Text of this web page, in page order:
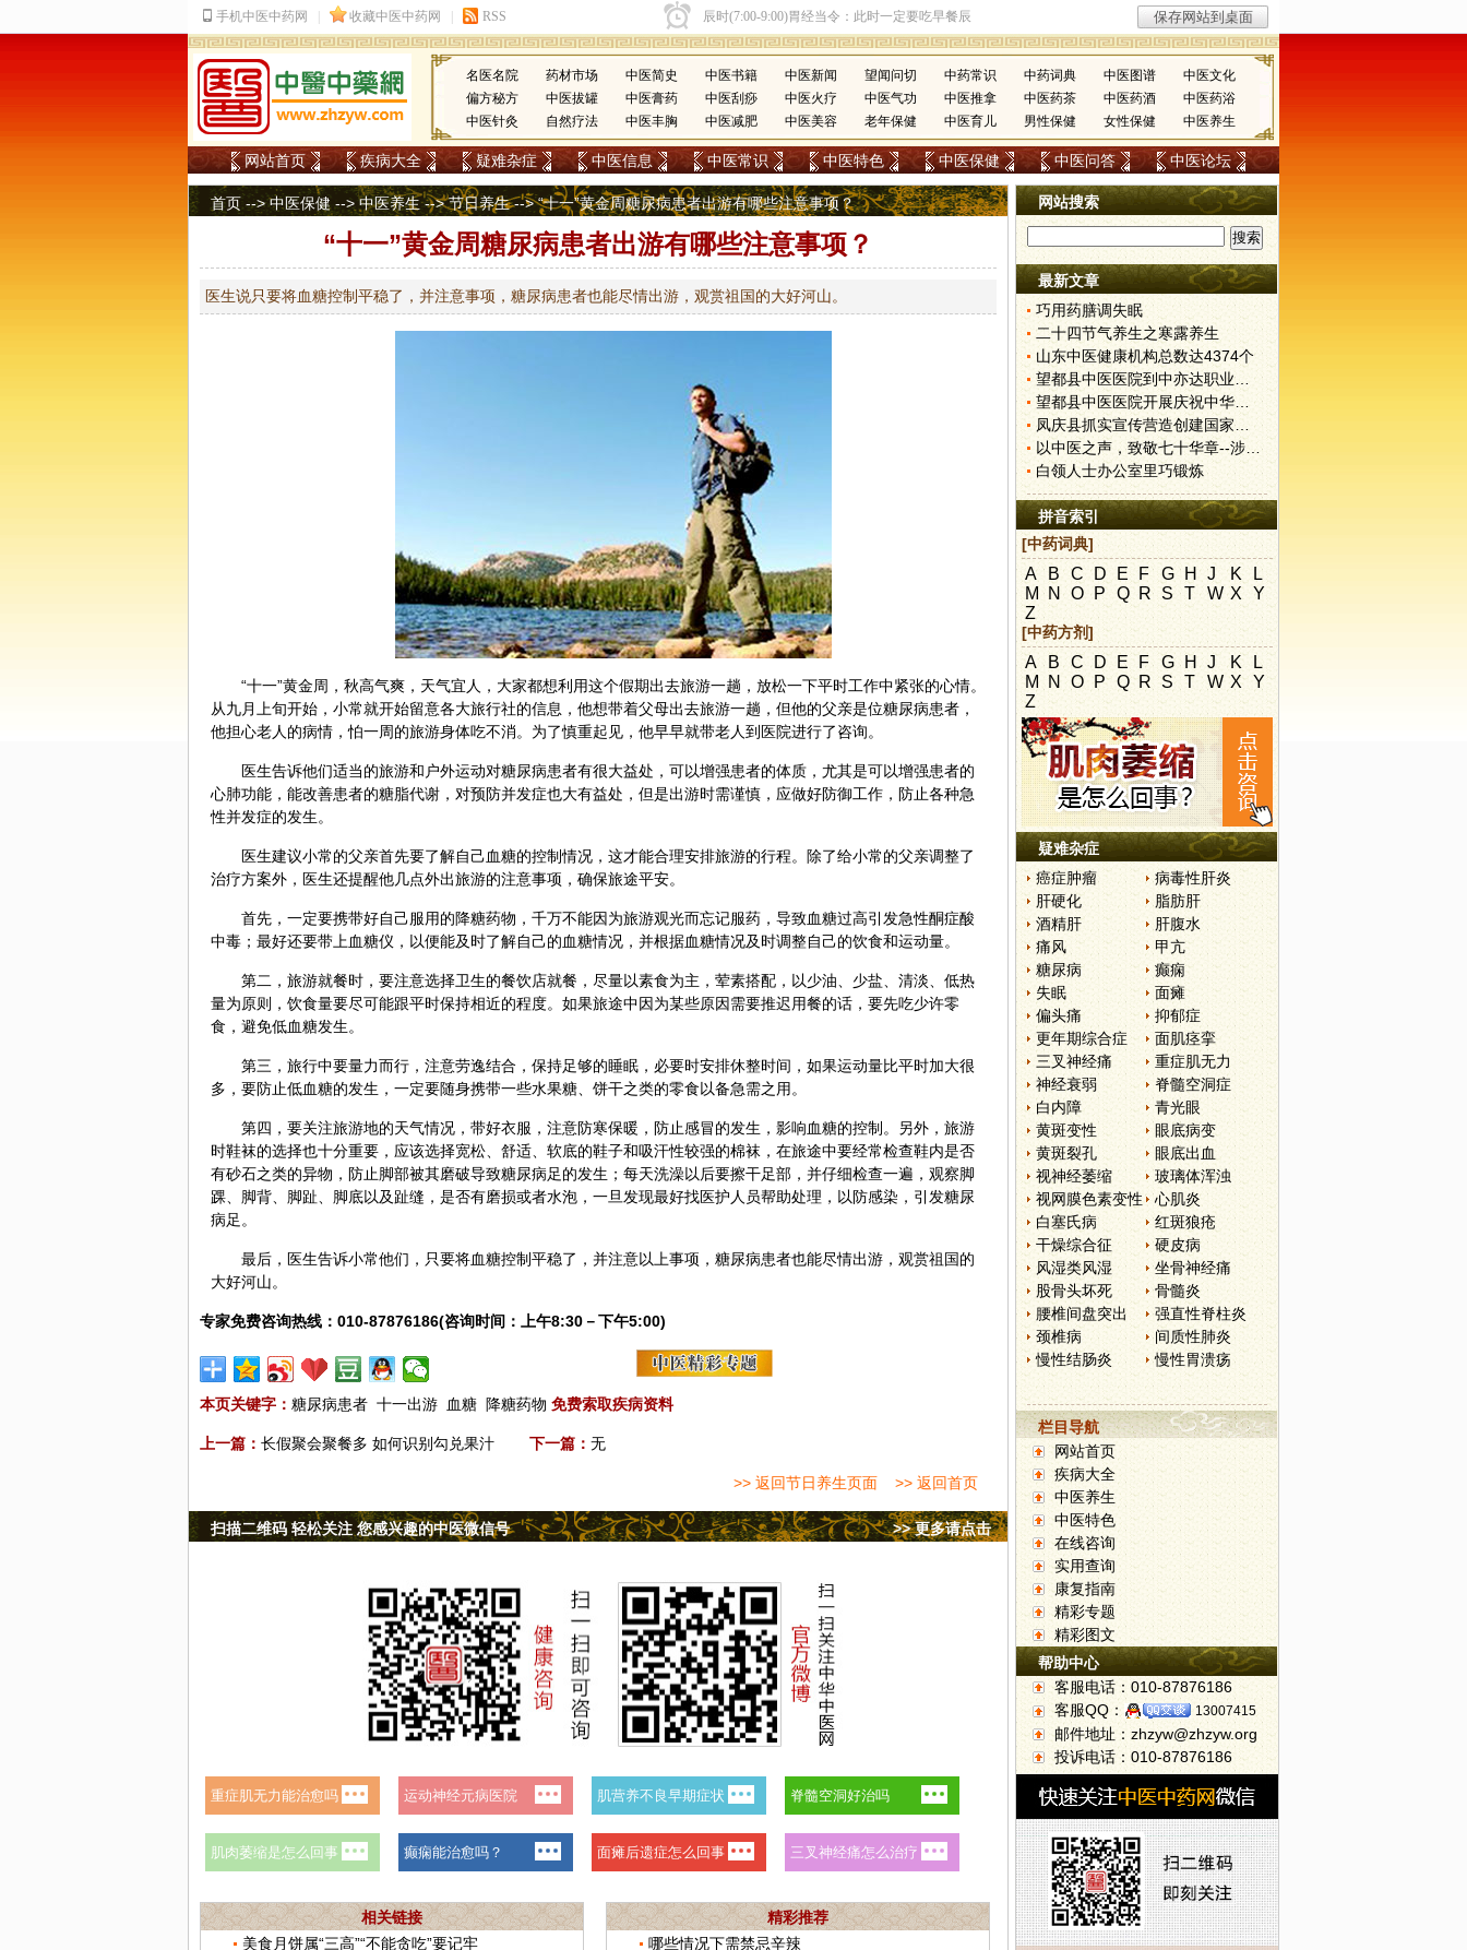
名医名院 药材市场 中医简史 中医书籍 中医新闻 望闻问切 中药常识 中药词典 中医图谱
中医文化
偏方秘方
中医拔罐 中医膏药 中医刮痧 中医火疗 中医气功 中医推拿 中医药茶 中医药酒
中医药浴
中医针灸
自然疗法 中医丰胸 中医减肥 中医美容 老年保健 中医育儿 男性保健 女性保健 中医养生
网站首页 疾病大全 疑难杂症 中医信息 中医常识 中医特色 中医保健 中医问答 中医论坛
首页 -->中医保健 -->中医养生-->节日养生--> “十一”黄金周糖尿病患者出游有哪些注意事项？
“十一”黄金周糖尿病患者出游有哪些注意事项？
医生说只要将血糖控制平稳了，并注意事项，糖尿病患者也能尽情出游，观赏祖国的大好河山。
“十一”黄金周，秋高气爽，天气宜人，大家都想利用这个假期出去旅游一趟，放松一下平时工作中紧张的心情。
从九月上旬开始，小常就开始留意各大旅行社的信息，他想带着父母出去旅游一趟，但他的父亲是位糖尿病患者，
他担心老人的病情，怕一周的旅游身体吃不消。为了慎重起见，他早早就带老人到医院进行了咨询。
医生告诉他们适当的旅游和户外运动对糖尿病患者有很大益处，可以增强患者的体质 ，尤其是可以增强患者的
心肺功能，能改善患者的糖脂代谢，对预防并发症也大有益处，但是出游时需谨慎，应做好防御工作，防止各种急
性并发症的发生。
医生建议小常的父亲首先要了解自己血糖的控制情况，这才能合理安排旅游的行程。除了给小常的父亲调整了
治疗方案外，医生还提醒他几点外出旅游的注意事项，确保旅途平安。
首先，一定要携带好自己服用的降糖药物，千万不能因为旅游观光而忘记服药，导致血糖过高引发急性酮症酸
中毒；最好还要带上血糖仪，以便能及时了解自己的血糖情况，并根据血糖情况及时调整自己的饮食和运动量。
第二，旅游就餐时，要注意选择卫生的餐饮店就餐，尽量以素食为主，荤素搭配，以少油、少盐、清淡、低热
量为原则，饮食量要尽可能跟平时保持相近的程度。如果旅途中因为某些原因需要推迟用餐的话，要先吃少许零
食，避免低血糖发生。
第三，旅行中要量力而行，注意劳逸结合，保持足够的睡眠，必要时安排休整时间，如果运动量比平时加大很
多，要防止低血糖的发生，一定要随身携带一些水果糖、饼干之类的零食以备急需之用。
第四，要关注旅游地的天气情况，带好衣服，注意防寒保暖，防止感冒的发生，影响血糖的控制。另外，旅游
时鞋袜的选择也十分重要，应该选择宽松、舒适、软底的鞋子和吸汗性较强的棉袜，在旅途中要经常检查鞋内是否
有砂石之类的异物，防止脚部被其磨破导致糖尿病足的发生；每天洗澡以后要擦干足部，并仔细检查一遍，观察脚
踝、脚背、脚趾、脚底以及趾缝，是否有磨损或者水泡，一旦发现最好找医护人员帮助处理，以防感染，引发糖尿
病足。
最后，医生告诉小常他们，只要将血糖控制平稳了，并注意以上事项，糖尿病患者也能尽情出游，观赏祖国的
大好河山。
专家免费咨询热线：010-87876186(咨询时间：上午8:30－下午5:00)
本页关键字： 糖尿病患者 十一出游 血糖 降糖药物 免费索取疾病资料
上一篇： 长假聚会聚餐多 如何识别勾兑果汁 下一篇： 无
>> 返回节日养生页面 >> 返回首页
>> 更多请点击
扫描二维码 轻松关注 您感兴趣的中医微信号
相关链接
美食月饼属“三高”“不能贪吃”要记牢
精彩推荐
哪些情况下需禁忌辛辣
网站搜索
最新文章
巧用药膳调失眠
二十四节气养生之寒露养生
山东中医健康机构总数达4374个
望都县中医医院到中亦达职业培训学校开展健康宣讲
望都县中医医院开展庆祝中华人民共和国成立70周年系列活动
凤庆县抓实宣传营造创建国家卫生县城良好氛围
以中医之声，致敬七十华章--涉县中医院举办“祖国在我心中”演讲比赛
白领人士办公室里巧锻炼
拼音索引
[中药词典]
A B C D E F G H J K
L
M N O P Q R S T W X
Y
Z
[中药方剂]
A B C D E F G H J K
L
M N O P Q R S T W X
Y
Z
疑难杂症
癌症肿瘤
病毒性肝炎
肝硬化
脂肪肝
酒精肝
肝腹水
痛风
甲亢
糖尿病
癫痫
失眠
面瘫
偏头痛
抑郁症
更年期综合症
面肌痉挛
三叉神经痛
重症肌无力
神经衰弱
脊髓空洞症
白内障
青光眼
黄斑变性
眼底病变
黄斑裂孔
眼底出血
视神经萎缩
玻璃体浑浊
视网膜色素变性
心肌炎
白塞氏病
红斑狼疮
干燥综合征
硬皮病
风湿类风湿
坐骨神经痛
股骨头坏死
骨髓炎
腰椎间盘突出
强直性脊柱炎
颈椎病
间质性肺炎
慢性结肠炎
慢性胃溃疡
栏目导航
网站首页
疾病大全
中医养生
中医特色
在线咨询
实用查询
康复指南
精彩专题
精彩图文
帮助中心
客服电话：010-87876186
客服QQ：
13007415
邮件地址：zhzyw@zhzyw.org
投诉电话：010-87876186